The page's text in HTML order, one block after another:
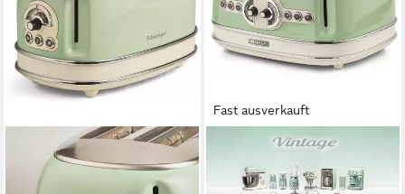
Fast ausverkauft
Toaster Vintage, 4 kurze
Schlitze, für 4 Scheiben, 1630